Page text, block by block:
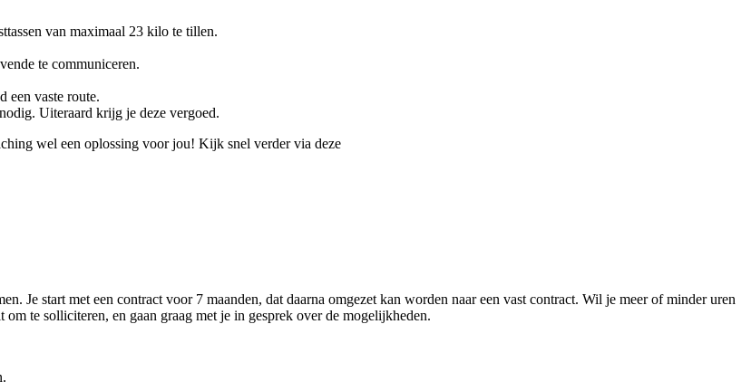
van maximaal 23 kilo te tillen.
te communiceren.
een vaste route.
Uiteraard krijg je deze vergoed.
wel een oplossing voor jou! Kijk snel verder via deze
Je start met een contract voor 7 maanden, dat daarna omgezet kan worden naar een vast contract. Wil je meer of minder uren
te solliciteren, en gaan graag met je in gesprek over de mogelijkheden.